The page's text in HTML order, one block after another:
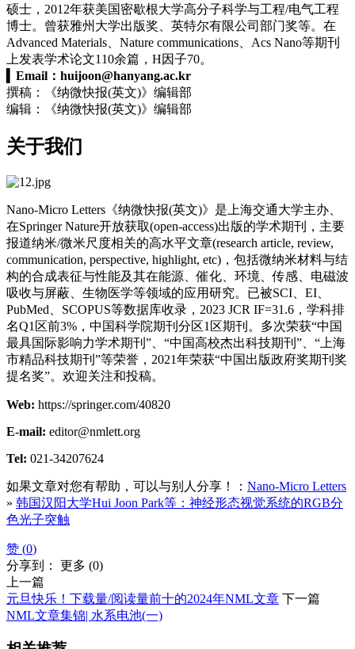
硕士，2012年获美国密歇根大学高分子科学与工程/电气工程
博士。曾获雅州大学出版奖、英特尔有限公司部门奖等。在
Advanced Materials、Nature communications、 Acs Nano等期刊
上发表学术论文110余篇，H因子70。
Email： huijoon@hanyang.ac.kr
撰稿：《纳微快报(英文)》编辑部
编辑：《纳微快报(英文)》编辑部
关于我们
Nano-Micro Letters《纳微快报(英文)》是上海交通大学主办、
在Springer Nature开放获取(open-access)出版的学术期刊，主要
报道纳米/微米尺度相关的高水平文章(research article, review,
communication, perspective, highlight, etc)，包括微纳米材料与结
构的合成表征与性能及其在能源、催化、环境、传感、电磁波
吸收与屏蔽、生物医学等领域的应用研究。已被SCI、EI、
PubMed、SCOPUS等数据库收录，2023 JCR IF=31.6，学科排
名Q1区前3%，中国科学院期刊分区1区期刊。多次荣获“中国
最具国际影响力学术期刊”、“中国高校杰出科技期刊”、“上海
市精品科技期刊”等荣誉，2021年荣获“中国出版政府奖期刊奖
提名奖”。欢迎关注和投稿。
Web: https://springer.com/40820
E-mail: editor@nmlett.org
Tel: 021-34207624
如果文章对您有帮助，可以与别人分享！： Nano-Micro Letters
» 韩国汉阳大学Hui Joon Park等：神经形态视觉系统的RGB分
色光子突触
赞 (0)
分享到： 更多 (0)
上一篇
元旦快乐！下载量/阅读量前十的2024年NML文章 下一篇
NML文章集锦| 水系电池(一)